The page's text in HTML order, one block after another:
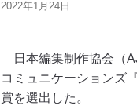
2022年1月24日
日本編集制作協会（
コミュニケーションズ
賞を選出した。